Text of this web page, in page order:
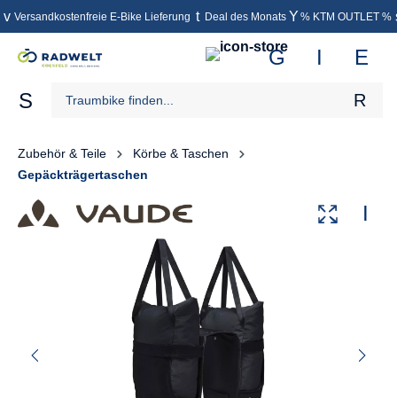
springen
Versandkostenfreie E-Bike Lieferung Deal des Monats % KTM OUTLET %
Zubehör & Teile
Körbe & Taschen
Gepäckträgertaschen